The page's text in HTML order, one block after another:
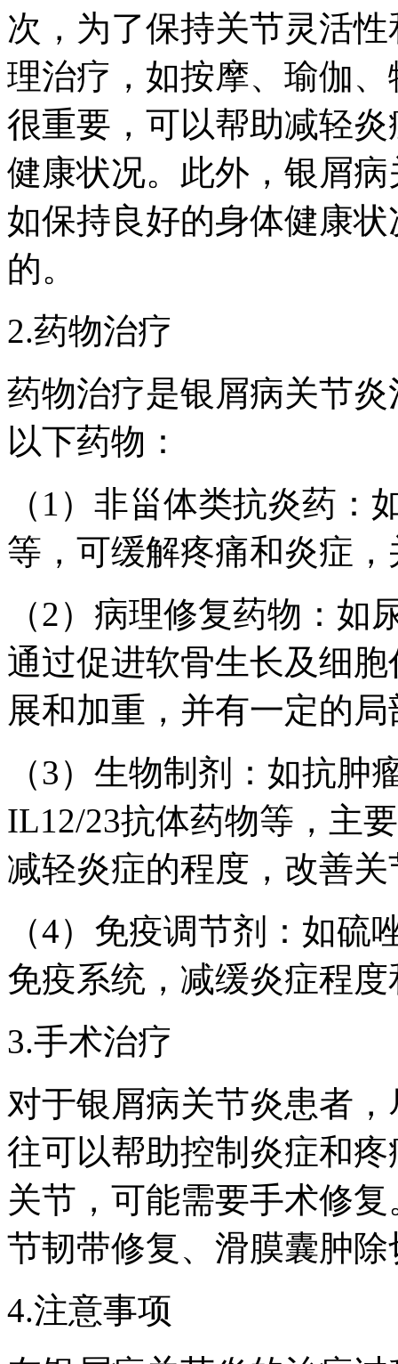
次，为了保持关节灵活
理治疗，如按摩、瑜伽
很重要，可以帮助减轻
健康状况。此外，银屑
如保持良好的身体健康
的。
2.药物治疗
药物治疗是银屑病关节
以下药物：
（1）非甾体类抗炎药
等，可缓解疼痛和炎症
（2）病理修复药物：
通过促进软骨生长及细
展和加重，并有一定的
（3）生物制剂：如抗肿
IL12/23抗体药物等，主
减轻炎症的程度，改善
（4）免疫调节剂：如
免疫系统，减缓炎症程
3.手术治疗
对于银屑病关节炎患者
往可以帮助控制炎症和
关节，可能需要手术修
节韧带修复、滑膜囊肿
4.注意事项